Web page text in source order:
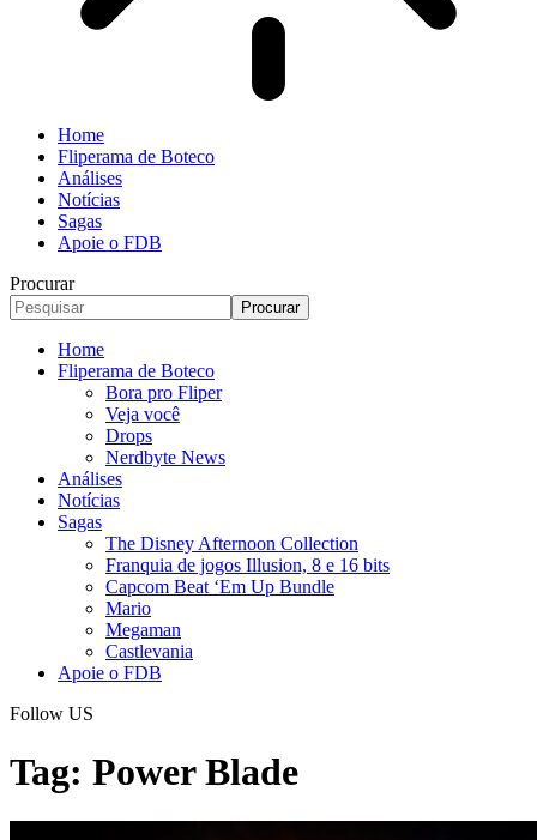
Home
Fliperama de Boteco
Análises
Notícias
Sagas
Apoie o FDB
Procurar
Home
Fliperama de Boteco
Bora pro Fliper
Veja você
Drops
Nerdbyte News
Análises
Notícias
Sagas
The Disney Afternoon Collection
Franquia de jogos Illusion, 8 e 16 bits
Capcom Beat ‘Em Up Bundle
Mario
Megaman
Castlevania
Apoie o FDB
Follow US
Tag: Power Blade